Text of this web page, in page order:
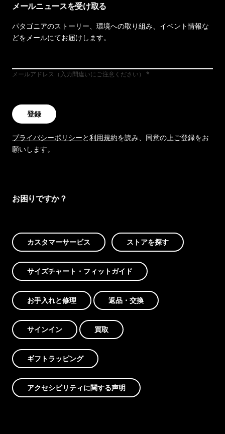
メールニュースを受け取る
パタゴニアのストーリー、環境への取り組み、イベント情報な
どをメールにてお届けします。
メールアドレス（入力間違いにご注意ください）
登録
プライバシーポリシーと利用規約を読み、同意の上ご登録をお
願いします。
お困りですか？
カスタマーサービス ストアを探す
サイズチャート・フィットガイド
お手入れと修理 返品・交換
サインイン 買取
ギフトラッピング
アクセシビリティに関する声明